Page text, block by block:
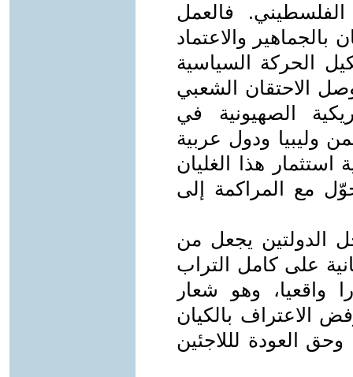
فالعمل
بالجماهير والاعتماد
الحركة السياسية
الاحتقان الشعبي
الصهيونية في
وليبيا ودول عربية
هذا الغليان
مع المراكمة إلى
الدولتين يجعل من
على كامل التراب
واقعيا، وهو شعار
الاعتراف بالكيان
العودة لللاجئين